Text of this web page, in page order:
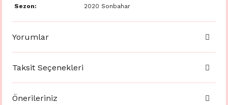
Sezon:
2020 Sonbahar
Yorumlar
Taksit Seçenekleri
Önerileriniz